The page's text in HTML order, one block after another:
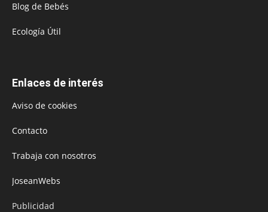
Blog de Bebés
Ecología Útil
Enlaces de interés
Aviso de cookies
Contacto
Trabaja con nosotros
JoseanWebs
Publicidad